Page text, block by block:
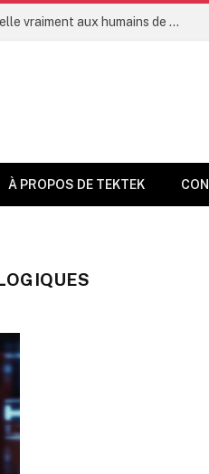
L’intelligence artificielle permettra-t-elle vraiment aux humains de vivre jusqu’à 160 ans dès 2035 ?
À PROPOS DE TEKTEK